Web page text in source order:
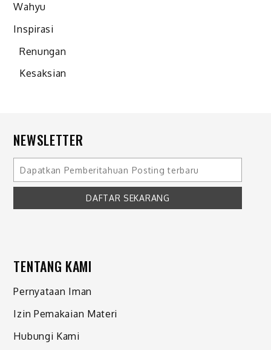
Wahyu
Inspirasi
Renungan
Kesaksian
NEWSLETTER
TENTANG KAMI
Pernyataan Iman
Izin Pemakaian Materi
Hubungi Kami